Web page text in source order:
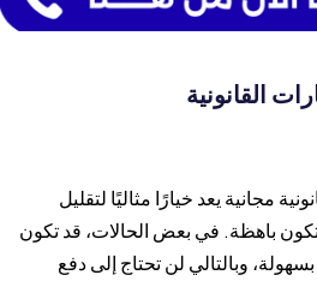
القانونية
مجانية يعد خيارًا مثاليًا لتقليل
تكون باهظة. في بعض الحالات، قد تكون
وبالتالي لن تحتاج إلى دفع